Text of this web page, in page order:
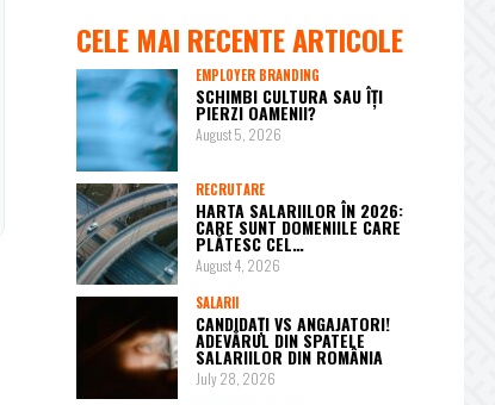
CELE MAI RECENTE ARTICOLE
EMPLOYER BRANDING
SCHIMBI CULTURA SAU ÎȚI
PIERZI OAMENII?
August 5, 2026
RECRUTARE
HARTA SALARIILOR ÎN 2026:
CARE SUNT DOMENIILE CARE
PLĂTESC CEL…
August 4, 2026
SALARII
CANDIDAȚI VS ANGAJATORI!
ADEVĂRUL DIN SPATELE
SALARIILOR DIN ROMÂNIA
July 28, 2026